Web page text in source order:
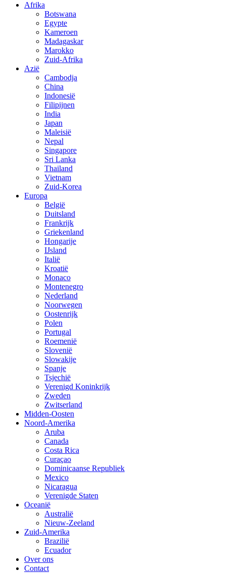
Afrika
Botswana
Egypte
Kameroen
Madagaskar
Marokko
Zuid-Afrika
Azië
Cambodja
China
Indonesië
Filipijnen
India
Japan
Maleisië
Nepal
Singapore
Sri Lanka
Thailand
Vietnam
Zuid-Korea
Europa
België
Duitsland
Frankrijk
Griekenland
Hongarije
IJsland
Italië
Kroatië
Monaco
Montenegro
Nederland
Noorwegen
Oostenrijk
Polen
Portugal
Roemenië
Slovenië
Slowakije
Spanje
Tsjechië
Verenigd Koninkrijk
Zweden
Zwitserland
Midden-Oosten
Noord-Amerika
Aruba
Canada
Costa Rica
Curaçao
Dominicaanse Republiek
Mexico
Nicaragua
Verenigde Staten
Oceanië
Australië
Nieuw-Zeeland
Zuid-Amerika
Brazilië
Ecuador
Over ons
Contact